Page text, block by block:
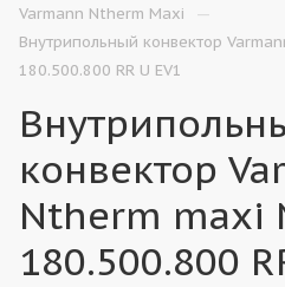
Varmann Ntherm Maxi —
Внутрипольный конвектор
180.500.800 RR U EV1
конвектор
Ntherm maxi
180.500.800